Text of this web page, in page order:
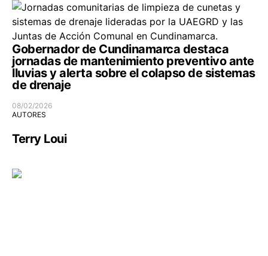
Gobernador de Cundinamarca destaca
jornadas de mantenimiento preventivo ante
lluvias y alerta sobre el colapso de sistemas
de drenaje
08/02/2026
AUTORES
Terry Loui